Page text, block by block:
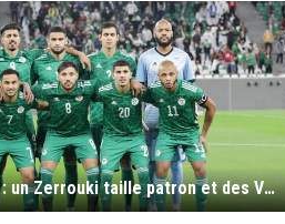
Algérie 3 – Ghana 0 : un Zerrouki taille patron et des Verts en parade étrillent les Black Stars